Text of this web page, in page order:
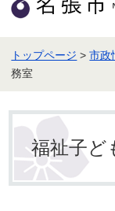
トップページ >市政
務室
福祉子ど